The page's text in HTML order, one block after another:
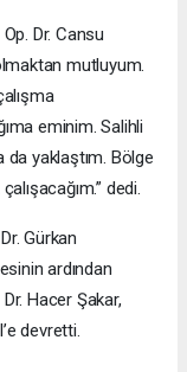
Dr. Cansu
mutluyum.
eminim. Salihli
yaklaştım. Bölge
dedi.
Gürkan
ardından
Hacer Şakar,
devretti.